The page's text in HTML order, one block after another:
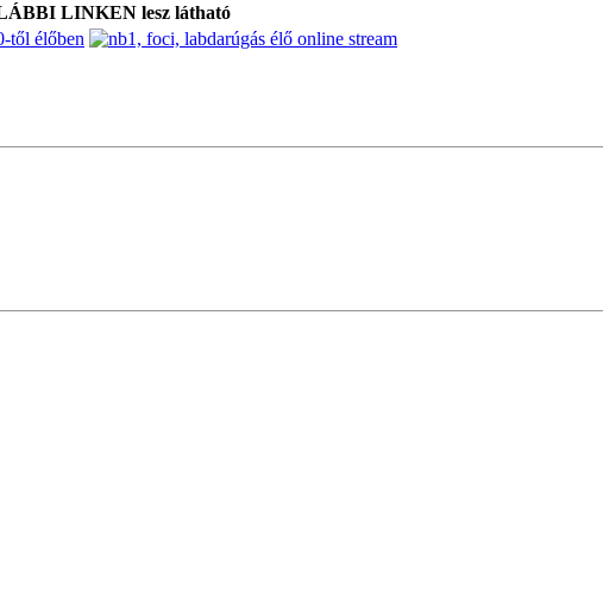
LINKEN lesz látható
től élőben